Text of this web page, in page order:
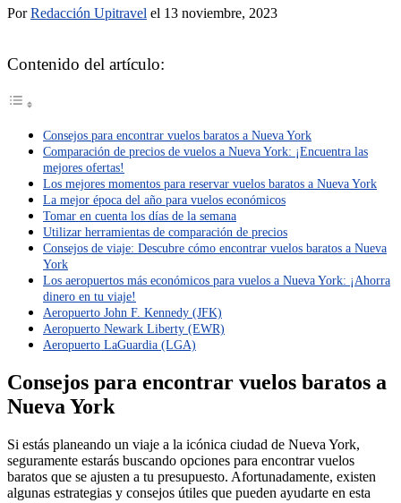
PorRedacción Upitravel el 13 noviembre, 2023
Contenido del artículo:
Consejos para encontrar vuelos baratos a Nueva York
Comparación de precios de vuelos a Nueva York: ¡Encuentra las
mejores ofertas!
Los mejores momentos para reservar vuelos baratos a Nueva York
La mejor época del año para vuelos económicos
Tomar en cuenta los días de la semana
Utilizar herramientas de comparación de precios
Consejos de viaje: Descubre cómo encontrar vuelos baratos a Nueva
York
Los aeropuertos más económicos para vuelos a Nueva York: ¡Ahorra
dinero en tu viaje!
Aeropuerto John F. Kennedy (JFK)
Aeropuerto Newark Liberty (EWR)
Aeropuerto LaGuardia (LGA)
Consejos para encontrar vuelos baratos a
Nueva York
Si estás planeando un viaje a la icónica ciudad de Nueva York,
seguramente estarás buscando opciones para encontrar vuelos
baratos que se ajusten a tu presupuesto. Afortunadamente, existen
algunas estrategias y consejos útiles que pueden ayudarte en esta